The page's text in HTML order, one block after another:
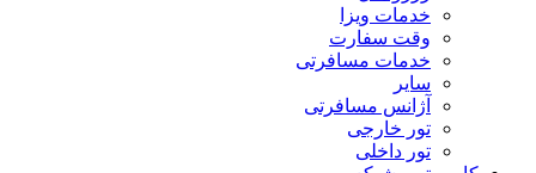
خدمات ویزا
وقت سفارت
خدمات مسافرتی
سایر
آژانس مسافرتی
تور خارجی
تور داخلی